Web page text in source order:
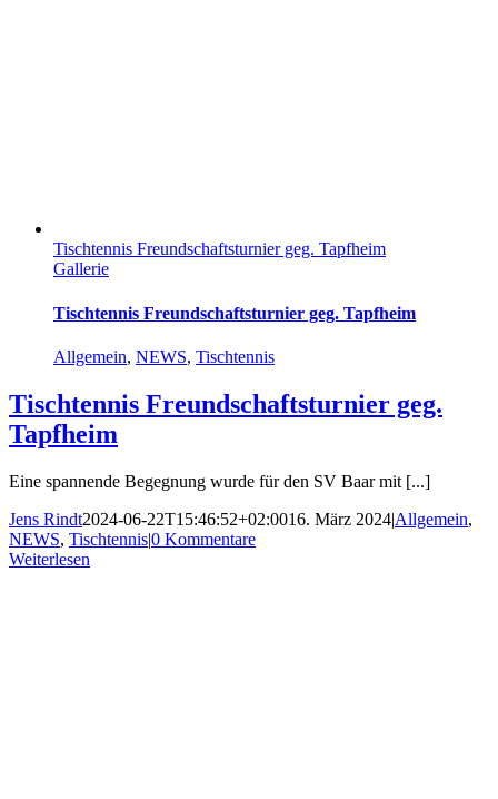
Tischtennis Freundschaftsturnier geg. Tapfheim
Gallerie
Tischtennis Freundschaftsturnier geg. Tapfheim
Allgemein, NEWS, Tischtennis
Tischtennis Freundschaftsturnier geg.
Tapfheim
Eine spannende Begegnung wurde für den SV Baar mit [...]
Jens Rindt2024-06-22T15:46:52+02:0016. März 2024|Allgemein,
NEWS, Tischtennis|0 Kommentare
Weiterlesen